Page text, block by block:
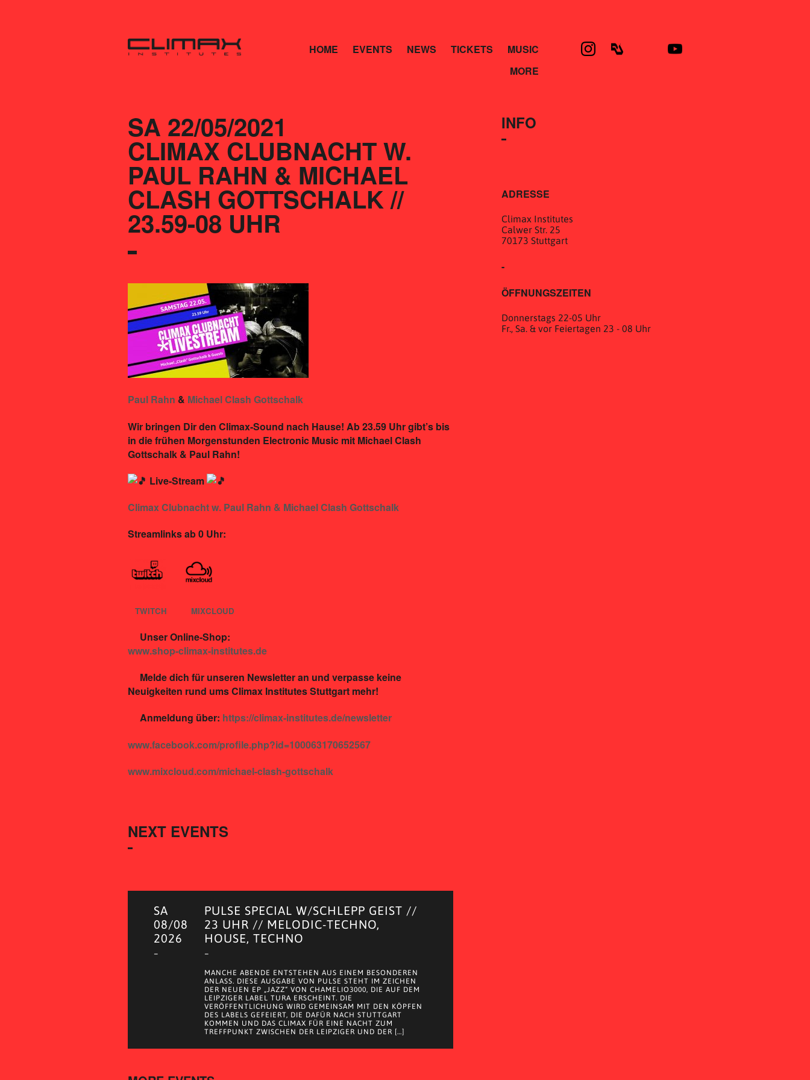
HOME EVENTS NEWS TICKETS
MUSIC
MORE
SA 22/05/2021
CLIMAX CLUBNACHT W.
PAUL RAHN & MICHAEL
CLASH GOTTSCHALK //
23.59-08 UHR
Paul Rahn & Michael Clash Gottschalk
Wir bringen Dir den Climax-Sound nach Hause! Ab 23.59 Uhr gibt’s bis
in die frühen Morgenstunden Electronic Music mit Michael Clash
Gottschalk & Paul Rahn!
Live-Stream
Climax Clubnacht w. Paul Rahn & Michael Clash Gottschalk
Streamlinks ab 0 Uhr:
TWITCH MIXCLOUD
Unser Online-Shop:
www.shop-climax-institutes.de
Melde dich für unseren Newsletter an und verpasse keine
Neuigkeiten rund ums Climax Institutes Stuttgart mehr!
Anmeldung über: https://climax-institutes.de/newsletter
www.facebook.com/profile.php?id=100063170652567
www.mixcloud.com/michael-clash-gottschalk
NEXT EVENTS
SA
08/08
2026
–
PULSE SPECIAL W/SCHLEPP GEIST //
23 UHR // MELODIC-TECHNO,
HOUSE, TECHNO
–
MANCHE ABENDE ENTSTEHEN AUS EINEM BESONDEREN
ANLASS. DIESE AUSGABE VON PULSE STEHT IM ZEICHEN
DER NEUEN EP „JAZZ“ VON CHAMELIO3000, DIE AUF DEM
LEIPZIGER LABEL TURA ERSCHEINT. DIE
VERÖFFENTLICHUNG WIRD GEMEINSAM MIT DEN KÖPFEN
DES LABELS GEFEIERT, DIE DAFÜR NACH STUTTGART
KOMMEN UND DAS CLIMAX FÜR EINE NACHT ZUM
TREFFPUNKT ZWISCHEN DER LEIPZIGER UND DER […]
INFO
ADRESSE
Climax Institutes
Calwer Str. 25
70173 Stuttgart
-
ÖFFNUNGSZEITEN
Donnerstags 22-05 Uhr
Fr., Sa. & vor Feiertagen 23 - 08 Uhr